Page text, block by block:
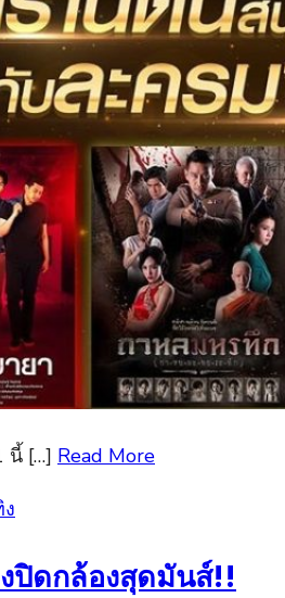
นี้ […] Read More
ปิดกล้องสุดมันส์!!